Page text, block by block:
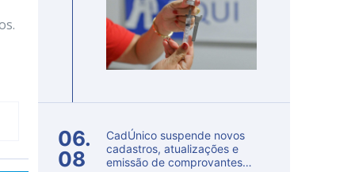
06.
08
CadÚnico suspende novos
cadastros, atualizações e
emissão de comprovantes